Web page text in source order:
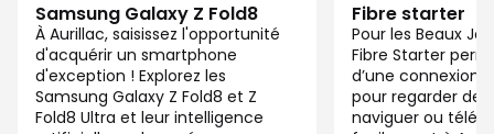
Samsung Galaxy Z Fold8
À Aurillac, saisissez l'opportunité
d'acquérir un smartphone
d'exception ! Explorez les
Samsung Galaxy Z Fold8 et Z
Fold8 Ultra et leur intelligence
Fibre starter
Pour les Beaux
Fibre Starter
d’une connexion
pour regarder des
naviguer ou